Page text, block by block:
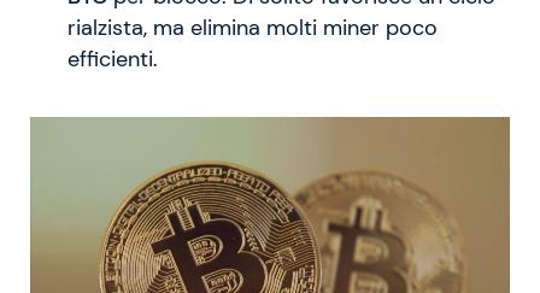
rialzista, ma elimina molti miner poco
efficienti.